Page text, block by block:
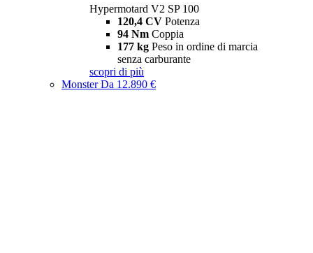
Hypermotard V2 SP 100
120,4 CV Potenza
94 Nm Coppia
177 kg Peso in ordine di marcia
senza carburante
scopri di più
MonsterDa 12.890 €